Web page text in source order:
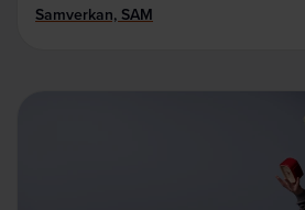
Samverkan, SAM